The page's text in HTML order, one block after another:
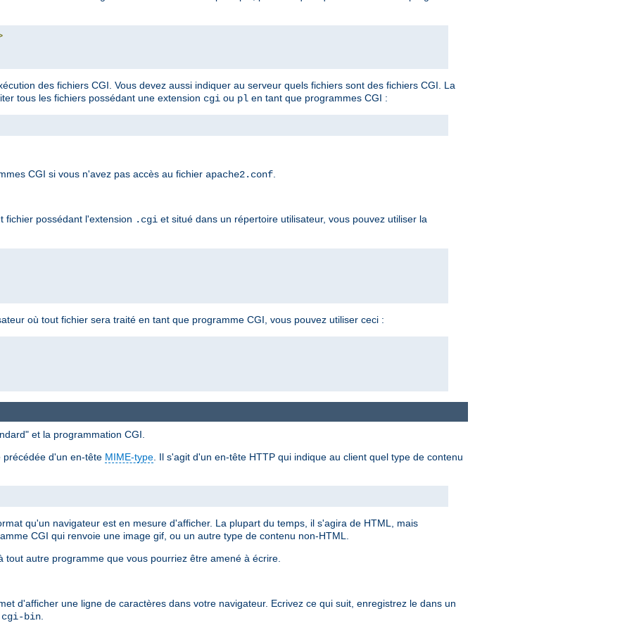
des fichiers CGI. Vous devez aussi indiquer au serveur quels fichiers sont des fichiers CGI. La
tous les fichiers possédant une extension cgi ou pl en tant que programmes CGI :
CGI si vous n'avez pas accès au fichier apache2.conf
fichier possédant l'extension .cgi et situé dans un répertoire utilisateur, vous pouvez utiliser la
où tout fichier sera traité en tant que programme CGI, vous pouvez utiliser ceci :
et la programmation CGI.
précédée d'un en-tête MIME-type. Il s'agit d'un en-tête HTTP qui indique au client quel type de contenu
qu'un navigateur est en mesure d'afficher. La plupart du temps, il s'agira de HTML, mais
CGI qui renvoie une image gif, ou un autre type de contenu non-HTML.
autre programme que vous pourriez être amené à écrire.
d'afficher une ligne de caractères dans votre navigateur. Ecrivez ce qui suit, enregistrez le dans un
cgi-bin